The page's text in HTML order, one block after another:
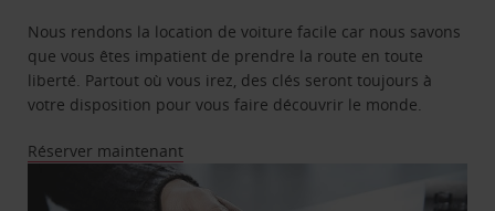
Nous rendons la location de voiture facile car nous savons
que vous êtes impatient de prendre la route en toute
liberté. Partout où vous irez, des clés seront toujours à
votre disposition pour vous faire découvrir le monde.
Réserver maintenant